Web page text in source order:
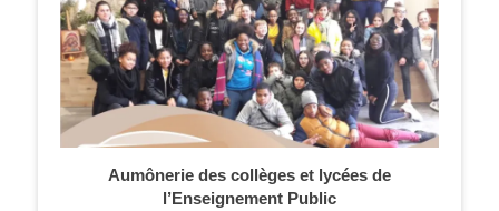
Aumônerie des collèges et lycées de
l’Enseignement Public